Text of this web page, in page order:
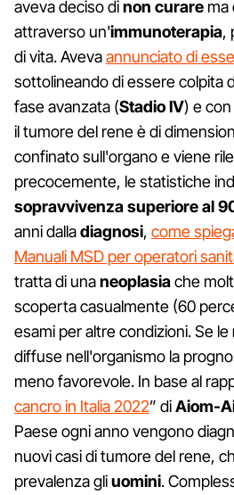
aveva deciso dinon curare ma
attraverso un'immunoterapia,
di vita. Avevaannunciato di
sottolineando di essere colpita
fase avanzata (Stadio IV) e
il tumore del rene è di
confinato sull'organo e viene
precocemente, le statistiche
sopravvivenza superiore al
anni dalladiagnosi, come
Manuali MSD per operatori
tratta di unaneoplasiache
scoperta casualmente (60
esami per altre condizioni. Se le
diffuse nell'organismo la
meno favorevole. In base al
cancro in Italia 2022” diAiom-
Paese ogni anno vengono
nuovi casi di tumore del rene,
prevalenza gliuomini.